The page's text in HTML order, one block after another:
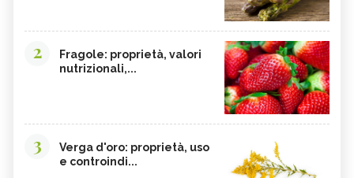
2
Fragole: proprietà, valori
nutrizionali,...
3
Verga d'oro: proprietà, uso
e controindi...